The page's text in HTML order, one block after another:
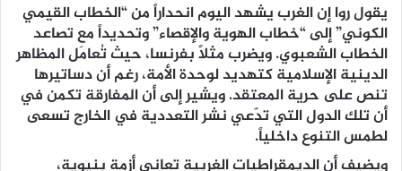
يقول روا إن الغرب يشهد اليوم انحداراً من “الخطاب القيمي
الكوني” إلى “خطاب الهوية والإقصاء” وتحديداً مع تصاعد
الخطاب الشعبوي. ويضرب مثلاً بفرنسا، حيث تُعامَل المظاهر
الدينية الإسلامية كتهديد لوحدة الأمة، رغم أن دساتيرها
تنص على حرية المعتقد. ويشير إلى أن المفارقة تكمن في
أن تلك الدول التي تدّعي نشر التعددية في الخارج تسعى
لطمس التنوع داخلياً.
ويضيف أن الديمقراطيات الغربية تعاني أزمة بنيوية،